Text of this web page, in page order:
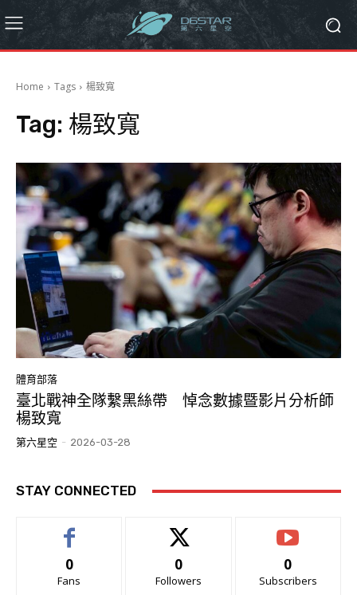
Home Tags 楊致寬
Tag: 楊致寬
體育部落
臺北戰神全隊繫黑絲帶 悼念數據暨影片分析師
楊致寬
第六星空 - 2026-03-28
STAY CONNECTED
0
Fans
0
Followers
0
Subscribers